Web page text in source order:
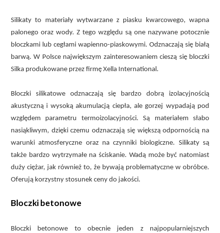
Silikaty to materiały wytwarzane z piasku kwarcowego, wapna
palonego oraz wody. Z tego względu są one nazywane potocznie
bloczkami lub cegłami wapienno-piaskowymi. Odznaczają się białą
barwą. W Polsce największym zainteresowaniem cieszą się bloczki
Silka produkowane przez firmę Xella International.
Bloczki silikatowe odznaczają się bardzo dobrą izolacyjnością
akustyczną i wysoką akumulacją ciepła, ale gorzej wypadają pod
względem parametru termoizolacyjności. Są materiałem słabo
nasiąkliwym, dzięki czemu odznaczają się większą odpornością na
warunki atmosferyczne oraz na czynniki biologiczne. Silikaty są
także bardzo wytrzymałe na ściskanie. Wadą może być natomiast
duży ciężar, jak również to, że bywają problematyczne w obróbce.
Oferują korzystny stosunek ceny do jakości.
Bloczki betonowe
Bloczki betonowe to obecnie jeden z najpopularniejszych